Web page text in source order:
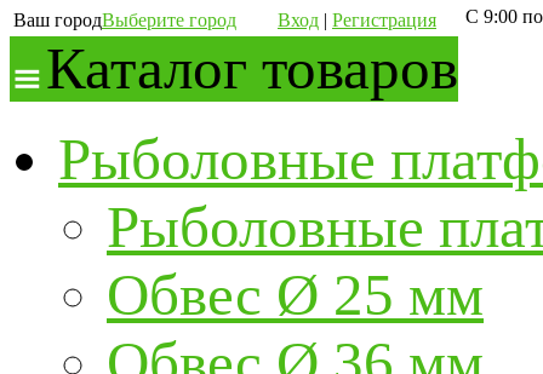
Ваш городВыберите город Вход | Регистрация
С 9:00
Каталог товаров
Рыболовные
Рыболовные
Обвес Ø 25 мм